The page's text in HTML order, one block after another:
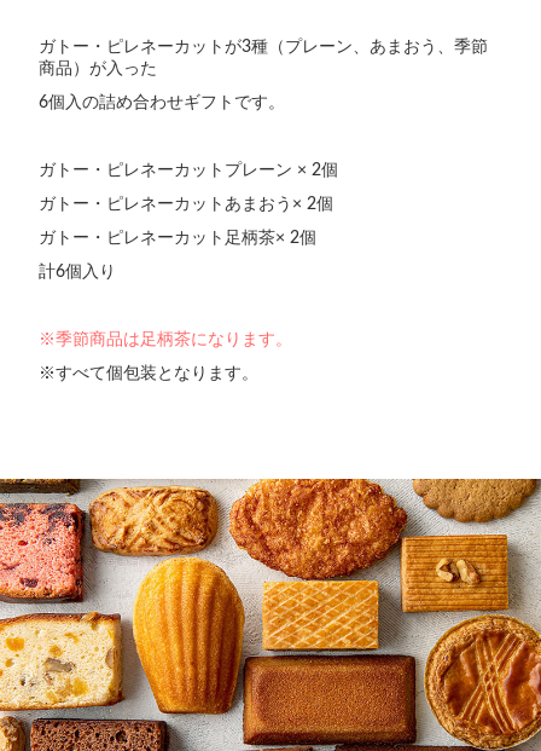
ガトー・ピレネーカットが3種（プレーン、あまおう、季節
商品）が入った
6個入の詰め合わせギフトです。
ガトー・ピレネーカットプレーン × 2個
ガトー・ピレネーカットあまおう× 2個
ガトー・ピレネーカット足柄茶× 2個
計6個入り
※季節商品は足柄茶になります。
※すべて個包装となります。